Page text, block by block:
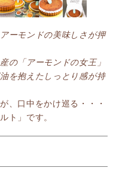
ーモンドの美味しさが押
の「アーモンドの女王」
を抱えたしっとり感が持
、口中をかけ巡る・・・
ト」です。